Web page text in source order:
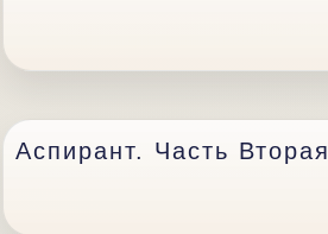
Аспирант. Часть Вторая